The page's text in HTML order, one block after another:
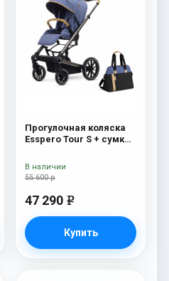
Прогулочная коляска
Esspero Tour S + сумка
55 600 р
47 290 e
Купить
В наличии